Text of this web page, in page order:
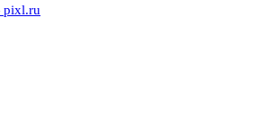
pixl.ru